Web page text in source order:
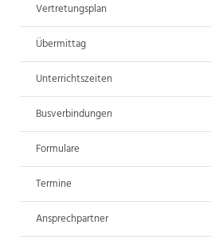
Vertretungsplan
Übermittag
Unterrichtszeiten
Busverbindungen
Formulare
Termine
Ansprechpartner